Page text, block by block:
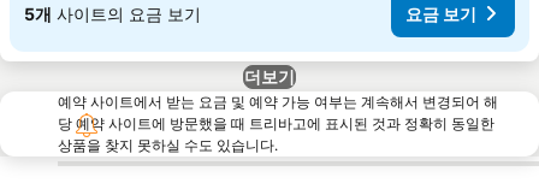
5개 사이트의 요금 보기 요금 보기
더보기
예약 사이트에서 받는 요금 및 예약 가능 여부는 계속해서 변경되어 해
당 예약 사이트에 방문했을 때 트리바고에 표시된 것과 정확히 동일한
상품을 찾지 못하실 수도 있습니다.